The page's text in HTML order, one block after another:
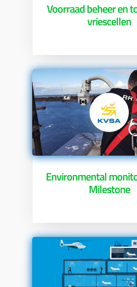
Voorraad beheer en
vriescellen
Environmental
Milestone